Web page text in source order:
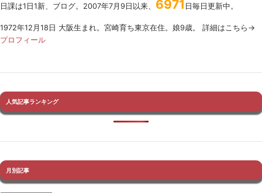
日課は1日1新、ブログ。2007年7月9日以来、 6971 日毎日更新中。
1972年12月18日 大阪生まれ。宮崎育ち東京在住。娘9歳。 詳細はこちら→
プロフィール
人気記事ランキング
月別記事